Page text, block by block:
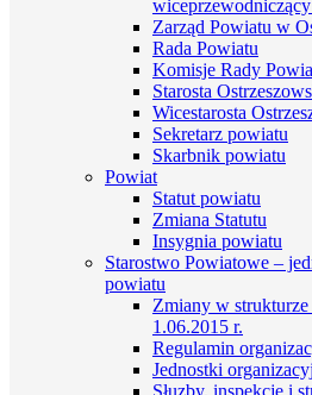
Zarząd Powiatu w
Rada Powiatu
Komisje Rady
Starosta
Wicestarosta
Sekretarz powiatu
Skarbnik powiatu
Powiat
Statut powiatu
Zmiana Statutu
Insygnia powiatu
Starostwo Powiatowe –
powiatu
Zmiany w
1.06.2015 r.
Regulamin
Jednostki
Słuzby, inspekcje i